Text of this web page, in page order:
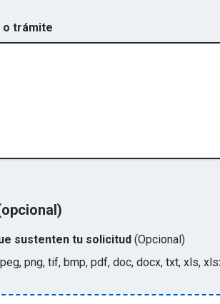
o trámite
sustenten tu solicitud (Opcional)
png, tif, bmp, pdf, doc, docx, txt, xls,